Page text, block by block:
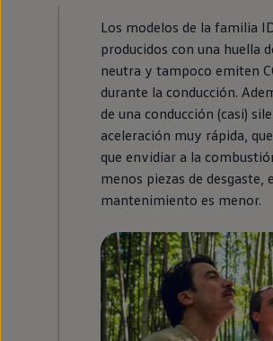
Los modelos de la familia
producidos con una huella
neutra y tampoco emiten
durante la conducción.
de una conducción (casi)
aceleración muy rápida,
que envidiar a la
menos piezas de desgaste,
mantenimiento es menor.